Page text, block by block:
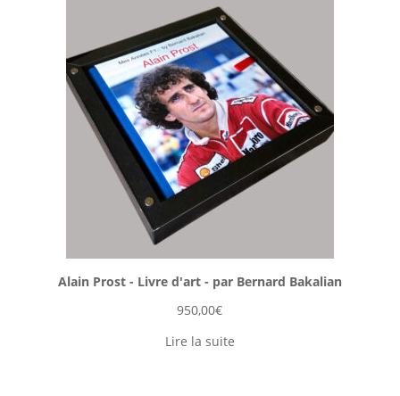
Alain Prost - Livre d'art - par Bernard Bakalian
950,00€
Lire la suite